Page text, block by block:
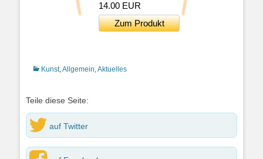
14.00 EUR
Zum Produkt
Kategorien
Kunst,Allgemein,Aktuelles
Teile diese Seite:
auf Twitter